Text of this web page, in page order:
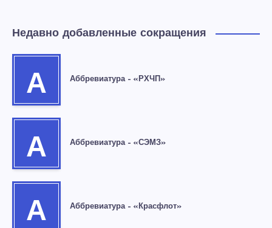
Недавно добавленные сокращения
А Аббревиатура – «РХЧП»
А Аббревиатура – «СЭМЗ»
А Аббревиатура – «Красфлот»